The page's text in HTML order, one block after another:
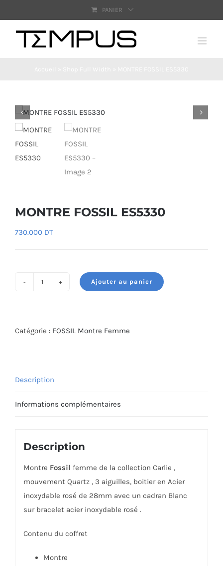
au
contenu
PANIER
MONTRE FOSSIL ES5330
730.000 DT
FOSSIL
Ajouter au panier
Catégorie : FOSSIL Montre Femme
Description
Informations complémentaires
Description
Montre Fossil femme de la collection Carlie ,
mouvement Quartz , 3 aiguilles, boitier en Acier
inoxydable rosé de 28mm avec un cadran Blanc
sur bracelet acier inoxydable rosé .
Contenu du coffret
Montre